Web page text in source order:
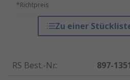
*Richtpreis
Zu einer
RS Best.-Nr.:
897-